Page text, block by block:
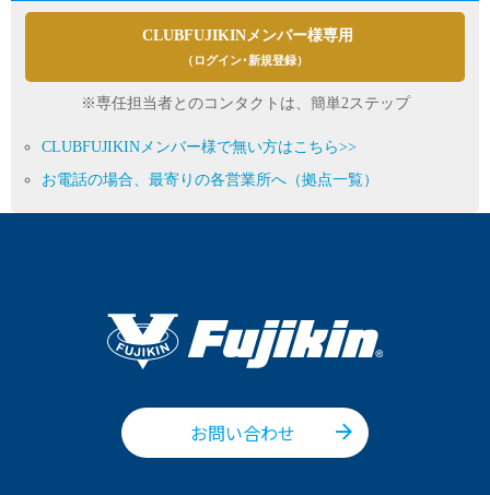
CLUBFUJIKINメンバー様専用
（ログイン･新規登録）
※専任担当者とのコンタクトは、簡単2ステップ
CLUBFUJIKINメンバー様で無い方はこちら>>
お電話の場合、最寄りの各営業所へ（拠点一覧）
お問い合わせ